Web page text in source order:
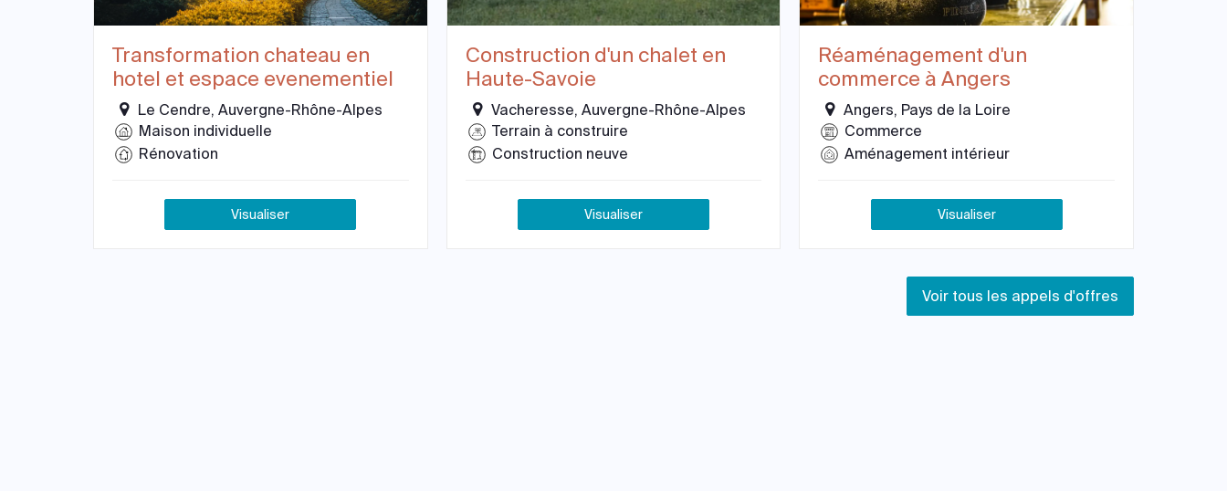
Transformation chateau en
hotel et espace evenementiel
Le Cendre, Auvergne-Rhône-Alpes
Maison individuelle
Rénovation
Visualiser
Construction d'un chalet en
Haute-Savoie
Vacheresse, Auvergne-Rhône-Alpes
Terrain à construire
Construction neuve
Visualiser
Réaménagement d'un
commerce à Angers
Angers, Pays de la Loire
Commerce
Aménagement intérieur
Visualiser
Voir tous les appels d'offres